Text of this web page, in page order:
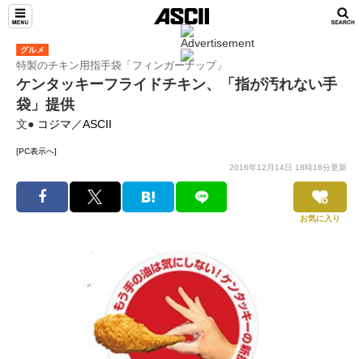
グルメ
特製のチキン用指手袋「フィンガーナップ」
ケンタッキーフライドチキン、「指が汚れない手
袋」提供
文● コジマ／ASCII
[PC表示へ]
2016年12月14日 18時18分更新
お気に入り